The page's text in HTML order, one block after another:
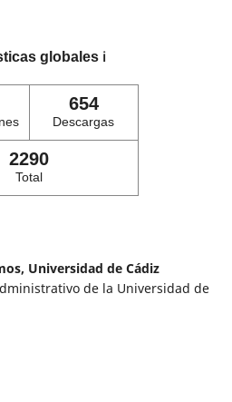
globales ℹ️
654
Descargas
2290
Total
Universidad de Cádiz
de la Universidad de